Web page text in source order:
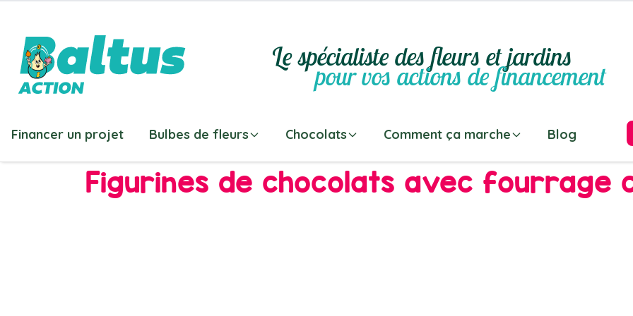
Le spécialiste des fleurs et jardins
pour vos actions de financement
Financer un projet Bulbes de fleurs Chocolats Comment ça marche Blog
Figurines de chocolats avec fourrage